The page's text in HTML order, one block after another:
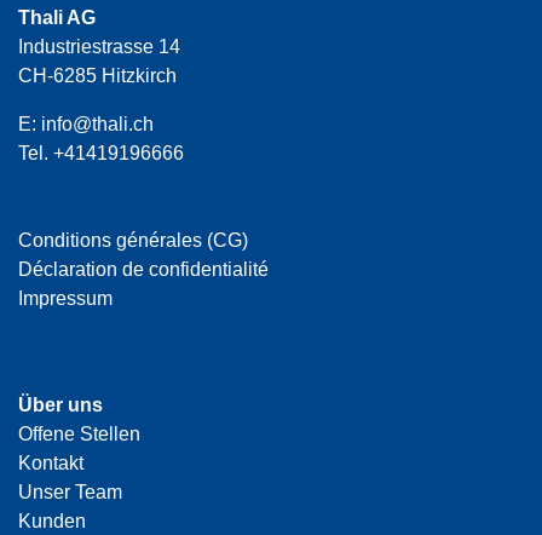
Thali AG
Industriestrasse 14
CH-6285 Hitzkirch
E: info@thali.ch
Tel. +41419196666
Conditions générales (CG)
Déclaration de confidentialité
Impressum
Über uns
Offene Stellen
Kontakt
Unser Team
Kunden